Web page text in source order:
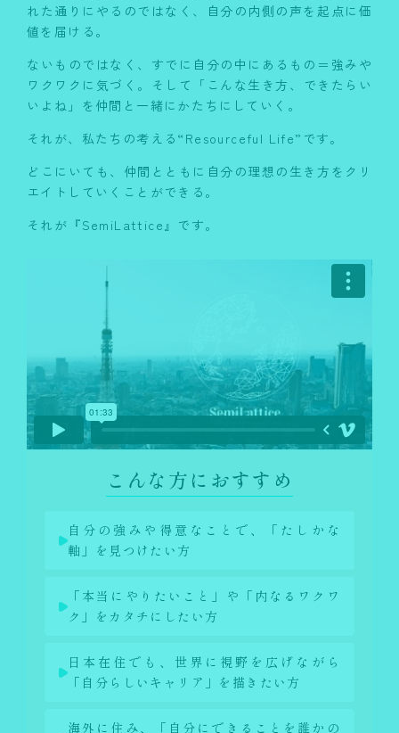
れた通りにやるのではなく、自分の内側の声を起点に価
値を届ける。
ないものではなく、すでに自分の中にあるもの＝強みや
ワクワクに気づく。
そして「こんな生き方、できたらい
いよね」を仲間と一緒にかたちにしていく。
それが、私たちの考える“ Resourceful Life”です。
どこにいても、仲間とともに自分の理想の生き方をクリ
エイトしていくことができる。
それが『SemiLattice』です。
こんな方におすすめ
自分の強みや得意なことで、「たしかな
軸」を見つけたい方
「本当にやりたいこと」や「内なるワクワ
ク」をカタチにしたい方
日本在住でも、世界に視野を広げながら
「自分らしいキャリア」を描きたい方
海外に住み、「自分にできることを誰かの